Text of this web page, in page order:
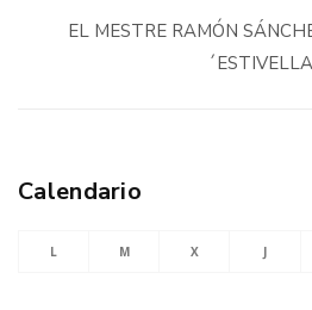
EL MESTRE RAMÓN
´ESTIVELLA
Calendario
L M X J